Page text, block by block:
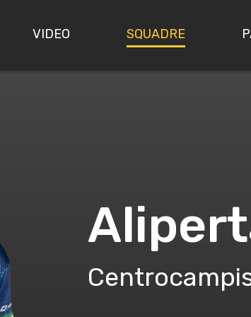
VIDEO SQUADRE